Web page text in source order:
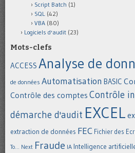
Script Batch (1)
SQL (42)
VBA (80)
Logiciels d'audit (23)
Mots-clefs
ACCESS Analyse de
de données Automatisation BASIC
Contrôle des comptes Contrôle
démarche d'audit EXCEL
extraction de données FEC Fichier des
To... Next Fraude IA Intelligence